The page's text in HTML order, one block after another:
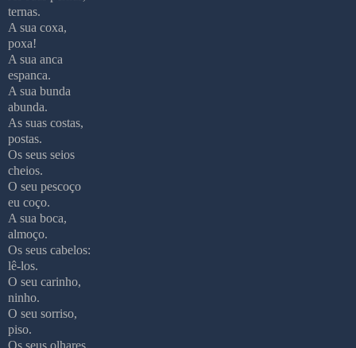
ternas.
A sua coxa,
poxa!
A sua anca
espanca.
A sua bunda
abunda.
As suas costas,
postas.
Os seus seios
cheios.
O seu pescoço
eu coço.
A sua boca,
almoço.
Os seus cabelos:
lê-los.
O seu carinho,
ninho.
O seu sorriso,
piso.
Os seus olhares,